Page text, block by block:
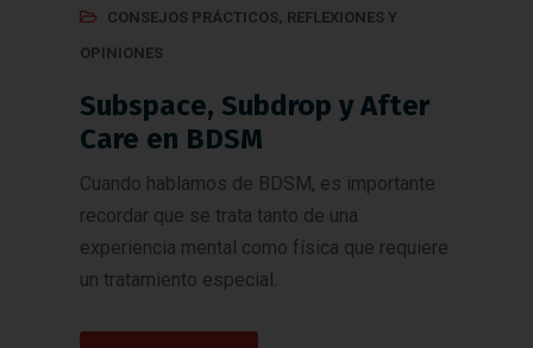
CONSEJOS PRÁCTICOS, REFLEXIONES Y
OPINIONES
Subspace, Subdrop y After
Care en BDSM
Cuando hablamos de BDSM, es importante
recordar que se trata tanto de una
experiencia mental como física que requiere
un tratamiento especial.